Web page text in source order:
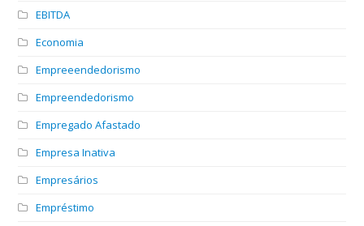
EBITDA
Economia
Empreeendedorismo
Empreendedorismo
Empregado Afastado
Empresa Inativa
Empresários
Empréstimo